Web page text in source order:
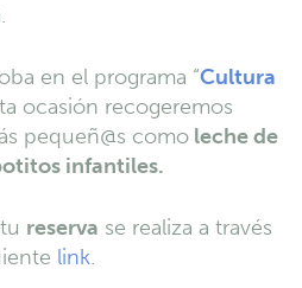
en el programa “Cultura
ocasión recogeremos
pequeñ@s comoleche de
infantiles.
reserva se realiza a través
link.